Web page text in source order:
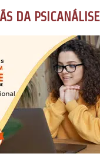
DA PSICANÁLISE